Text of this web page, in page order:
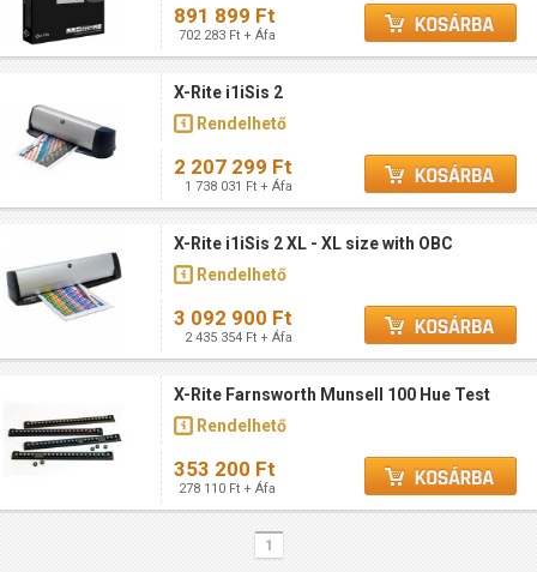
891 899 Ft
702 283 Ft + Áfa
X-Rite i1iSis 2
Rendelhető
2 207 299 Ft
1 738 031 Ft + Áfa
X-Rite i1iSis 2 XL - XL size with OBC
Rendelhető
3 092 900 Ft
2 435 354 Ft + Áfa
X-Rite Farnsworth Munsell 100 Hue Test
Rendelhető
353 200 Ft
278 110 Ft + Áfa
1